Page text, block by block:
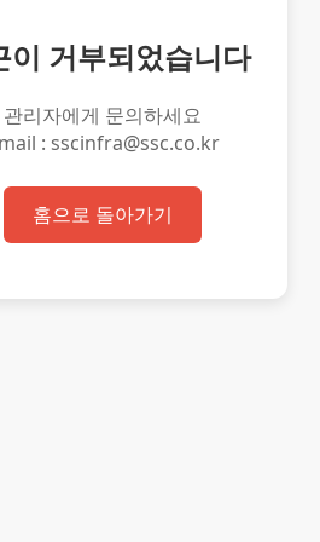
이 거부되었습니다
관리자에게 문의하세요
: sscinfra@ssc.co.kr
홈으로 돌아가기